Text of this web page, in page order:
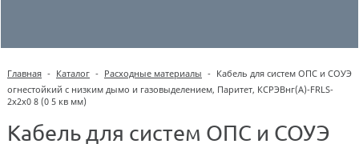
Главная - Каталог - Расходные материалы - Кабель для систем ОПС и СОУЭ
огнестойкий с низким дымо и газовыделением, Паритет, КСРЭВнг(А)-FRLS-
2х2х0 8 (0 5 кв мм)
Кабель для систем ОПС и СОУЭ